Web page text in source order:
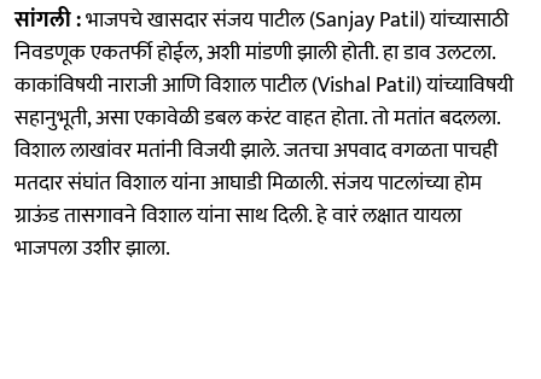
सांगली :भाजपचे खासदार संजय पाटील (Sanjay Patil) यांच्यासाठी
निवडणूक एकतर्फी होईल, अशी मांडणी झाली होती. हा डाव उलटला.
काकांविषयी नाराजी आणि विशाल पाटील (Vishal Patil) यांच्याविषयी
सहानुभूती, असा एकावेळी डबल करंट वाहत होता. तो मतांत बदलला.
विशाल लाखांवर मतांनी विजयी झाले. जतचा अपवाद वगळता पाचही
मतदार संघांत विशाल यांना आघाडी मिळाली. संजय पाटलांच्या होम
ग्राऊंड तासगावने विशाल यांना साथ दिली. हे वारं लक्षात यायला
भाजपला उशीर झाला.